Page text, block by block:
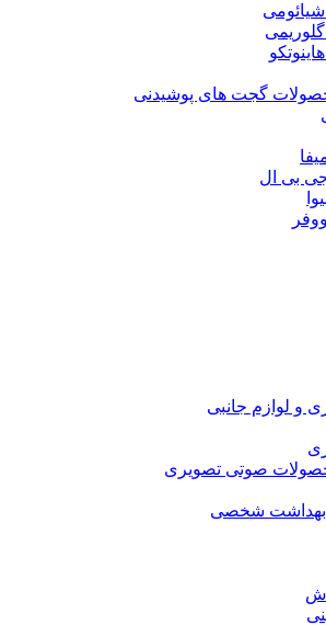
گجت های پوشیدنی
جی بی ال
و لوازم جانبی
صوتی تصویری
بهداشت شخصی